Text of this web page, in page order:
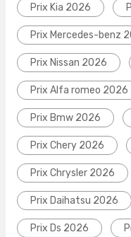
Prix Kia 2026
Prix Mercedes-benz
Prix Nissan 2026
Prix Alfa romeo 2026
Prix Bmw 2026
Prix Chery 2026
Prix Chrysler 2026
Prix Daihatsu 2026
Prix Ds 2026